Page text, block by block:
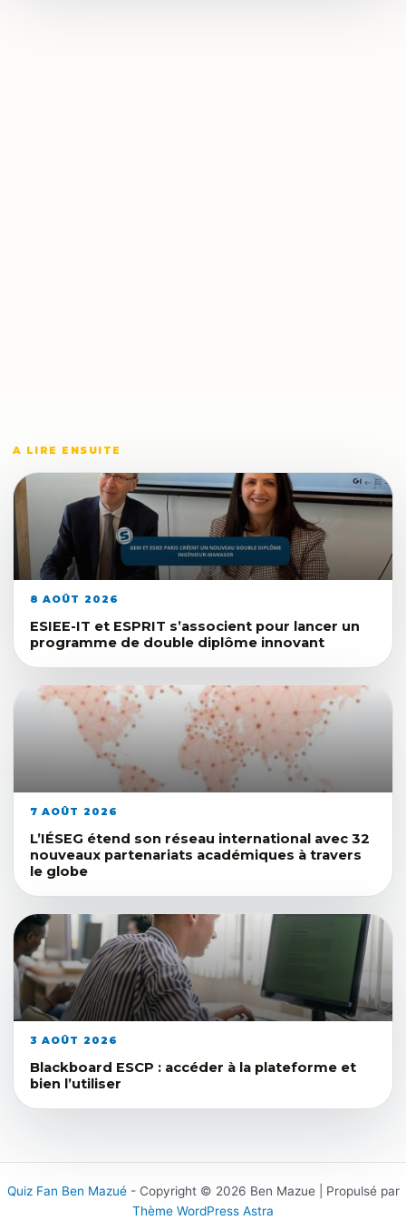
A LIRE ENSUITE
8 AOÛT 2026
ESIEE-IT et ESPRIT s’associent pour lancer un
programme de double diplôme innovant
7 AOÛT 2026
L’IÉSEG étend son réseau international avec 32
nouveaux partenariats académiques à travers
le globe
3 AOÛT 2026
Blackboard ESCP : accéder à la plateforme et
bien l’utiliser
Quiz Fan Ben Mazué- Copyright © 2026 Ben Mazue | Propulsé par
Thème WordPress Astra